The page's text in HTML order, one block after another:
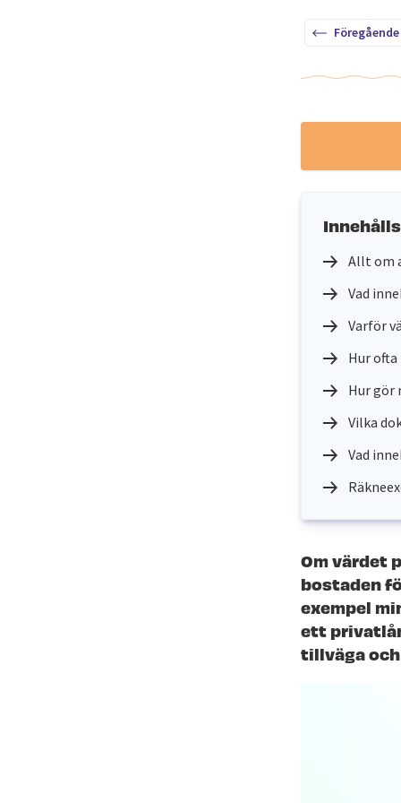
Föregående
Allt om
Vad
Varför
Hur
Hur gör
Vilka
Vad
Om värdet
bostaden
exempel
ett
tillväga och